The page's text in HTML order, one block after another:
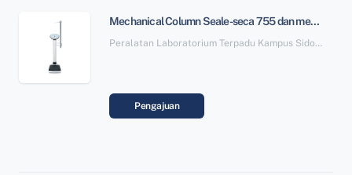
Mechanical Column Seale-seca 755 dan measuring rod seca 224 (Alat)
Peralatan Laboratorium Terpadu Kampus Sidopoto SBSN Paket 6
Pengajuan